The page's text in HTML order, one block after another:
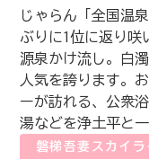
じゃらん「全国温
ぶりに1位に返り咲
源泉かけ流し。白
人気を誇ります。
ーが訪れる、公衆
湯などを浄土平と
磐梯吾妻スカイ